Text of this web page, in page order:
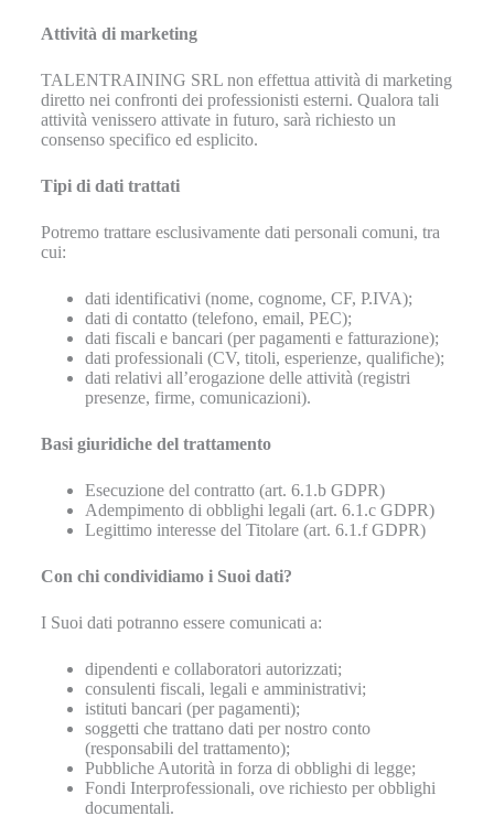
Attività di marketing
TALENTRAINING SRL non effettua attività di marketing
diretto nei confronti dei professionisti esterni. Qualora tali
attività venissero attivate in futuro, sarà richiesto un
consenso specifico ed esplicito.
Tipi di dati trattati
Potremo trattare esclusivamente dati personali comuni, tra
cui:
dati identificativi (nome, cognome, CF, P.IVA);
dati di contatto (telefono, email, PEC);
dati fiscali e bancari (per pagamenti e fatturazione);
dati professionali (CV, titoli, esperienze, qualifiche);
dati relativi all’erogazione delle attività (registri
presenze, firme, comunicazioni).
Basi giuridiche del trattamento
Esecuzione del contratto (art. 6.1.b GDPR)
Adempimento di obblighi legali (art. 6.1.c GDPR)
Legittimo interesse del Titolare (art. 6.1.f GDPR)
Con chi condividiamo i Suoi dati?
I Suoi dati potranno essere comunicati a:
dipendenti e collaboratori autorizzati;
consulenti fiscali, legali e amministrativi;
istituti bancari (per pagamenti);
soggetti che trattano dati per nostro conto
(responsabili del trattamento);
Pubbliche Autorità in forza di obblighi di legge;
Fondi Interprofessionali, ove richiesto per obblighi
documentali.